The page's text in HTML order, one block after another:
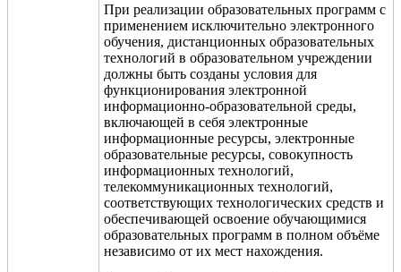
При реализации образовательных программ с
применением исключительно электронного
обучения, дистанционных образовательных
технологий в образовательном учреждении
должны быть созданы условия для
функционирования электронной
информационно-образовательной среды,
включающей в себя электронные
информационные ресурсы, электронные
образовательные ресурсы, совокупность
информационных технологий,
телекоммуникационных технологий,
соответствующих технологических средств и
обеспечивающей освоение обучающимися
образовательных программ в полном объёме
независимо от их мест нахождения.